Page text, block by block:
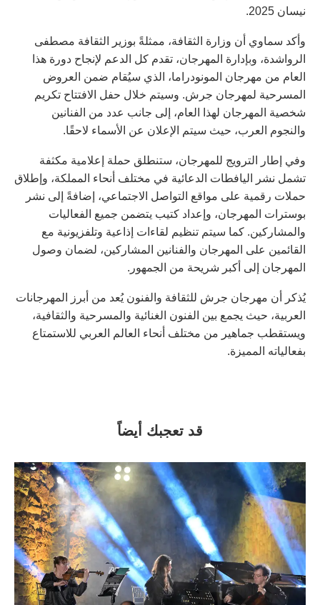
نيسان 2025.
وأكد سماوي أن وزارة الثقافة، ممثلةً بوزير الثقافة مصطفى
الرواشدة، وبإدارة المهرجان، تقدم كل الدعم لإنجاح دورة هذا
العام من مهرجان المونودراما، الذي سيُقام ضمن العروض
المسرحية لمهرجان جرش. وسيتم خلال حفل الافتتاح تكريم
شخصية المهرجان لهذا العام، إلى جانب عدد من الفنانين
والنجوم العرب، حيث سيتم الإعلان عن الأسماء لاحقًا.
وفي إطار الترويج للمهرجان، ستنطلق حملة إعلامية مكثفة
تشمل نشر اليافطات الدعائية في مختلف أنحاء المملكة، وإطلاق
حملات رقمية على مواقع التواصل الاجتماعي، إضافةً إلى نشر
بوسترات المهرجان، وإعداد كتيب يتضمن جميع الفعاليات
والمشاركين. كما سيتم تنظيم لقاءات إذاعية وتلفزيونية مع
القائمين على المهرجان والفنانين المشاركين، لضمان وصول
المهرجان إلى أكبر شريحة من الجمهور.
يُذكر أن مهرجان جرش للثقافة والفنون يُعد من أبرز المهرجانات
العربية، حيث يجمع بين الفنون الغنائية والمسرحية والثقافية،
ويستقطب جماهير من مختلف أنحاء العالم العربي للاستمتاع
بفعالياته المميزة.
قد تعجبك أيضاً